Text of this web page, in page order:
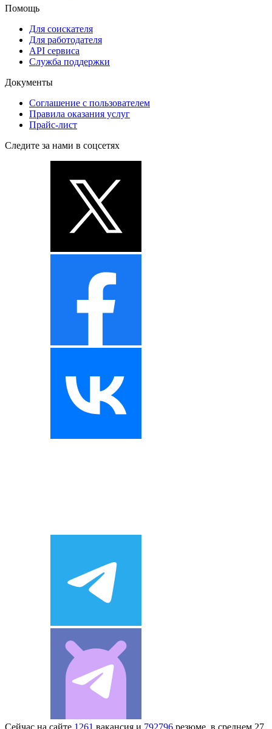
Помощь
Для соискателя
Для работодателя
API сервиса
Служба поддержки
Документы
Соглашение с пользователем
Правила оказания услуг
Прайс-лист
Следите за нами в соцсетях
Сейчас на сайте 1261 вакансия и 792796 резюме, в среднем 27